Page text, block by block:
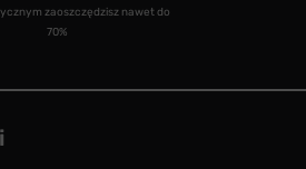
zaoszczędzisz nawet do
70%